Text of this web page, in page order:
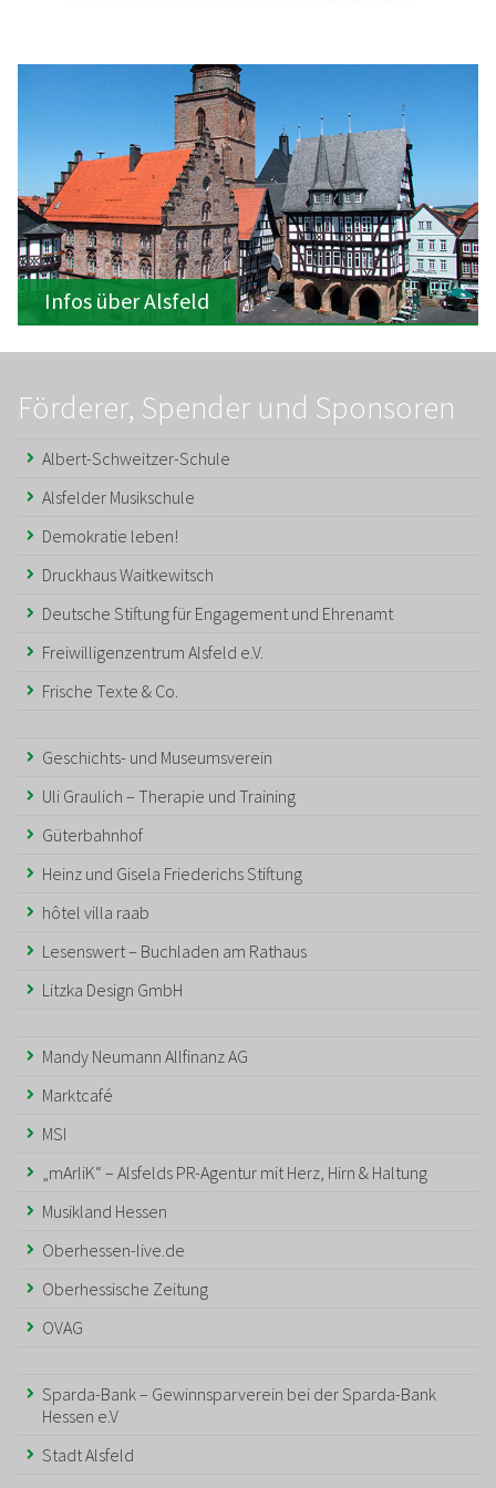
Infos über Alsfeld
Förderer, Spender und Sponsoren
Albert-Schweitzer-Schule
Alsfelder Musikschule
Demokratie leben!
Druckhaus Waitkewitsch
Deutsche Stiftung für Engagement und Ehrenamt
Freiwilligenzentrum Alsfeld e.V.
Frische Texte & Co.
Geschichts- und Museumsverein
Uli Graulich – Therapie und Training
Güterbahnhof
Heinz und Gisela Friederichs Stiftung
hôtel villa raab
Lesenswert – Buchladen am Rathaus
Litzka Design GmbH
Mandy Neumann Allfinanz AG
Marktcafé
MSI
„mArliK“ – Alsfelds PR-Agentur mit Herz, Hirn & Haltung
Musikland Hessen
Oberhessen-live.de
Oberhessische Zeitung
OVAG
Sparda-Bank – Gewinnsparverein bei der Sparda-Bank
Hessen e.V
Stadt Alsfeld